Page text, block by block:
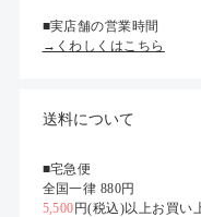
■実店舗の営業時間
→くわしくはこちら
送料について
■宅急便
全国一律 880円
5,500円(税込)以上お買い